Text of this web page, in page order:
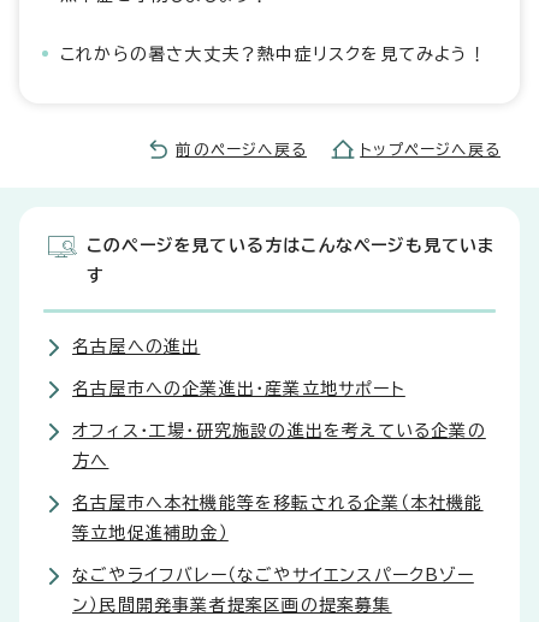
これからの暑さ大丈夫？熱中症リスクを見てみよう！
前のページへ戻る トップページへ戻る
このページを見ている方はこんなページも見ていま
す
名古屋への進出
名古屋市への企業進出・産業立地サポート
オフィス・工場・研究施設の進出を考えている企業の
方へ
名古屋市へ本社機能等を移転される企業（本社機能
等立地促進補助金）
なごやライフバレー（なごやサイエンスパークBゾー
ン）民間開発事業者提案区画の提案募集